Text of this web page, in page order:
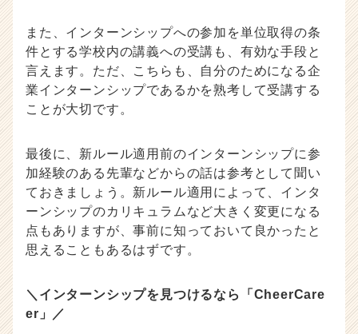
また、インターンシップへの参加を単位取得の条
件とする学校内の講義への受講も、有効な手段と
言えます。ただ、こちらも、自分のためになる企
業インターンシップであるかを熟考して受講する
ことが大切です。
最後に、新ルール適用前のインターンシップに参
加経験のある先輩などからの話は参考として聞い
ておきましょう。新ルール適用によって、インタ
ーンシップのカリキュラムなど大きく変更になる
点もありますが、事前に知っておいて良かったと
思えることもあるはずです。
＼インターンシップを見つけるなら「CheerCare
er」／